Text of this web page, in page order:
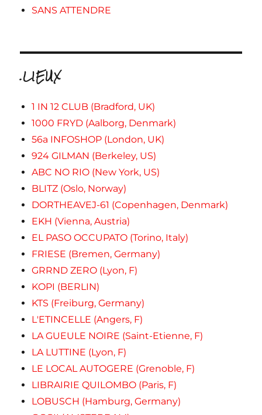
SANS ATTENDRE
.LIEUX
1 IN 12 CLUB (Bradford, UK)
1000 FRYD (Aalborg, Denmark)
56a INFOSHOP (London, UK)
924 GILMAN (Berkeley, US)
ABC NO RIO (New York, US)
BLITZ (Oslo, Norway)
DORTHEAVEJ-61 (Copenhagen, Denmark)
EKH (Vienna, Austria)
EL PASO OCCUPATO (Torino, Italy)
FRIESE (Bremen, Germany)
GRRND ZERO (Lyon, F)
KOPI (BERLIN)
KTS (Freiburg, Germany)
L'ETINCELLE (Angers, F)
LA GUEULE NOIRE (Saint-Etienne, F)
LA LUTTINE (Lyon, F)
LE LOCAL AUTOGERE (Grenoble, F)
LIBRAIRIE QUILOMBO (Paris, F)
LOBUSCH (Hamburg, Germany)